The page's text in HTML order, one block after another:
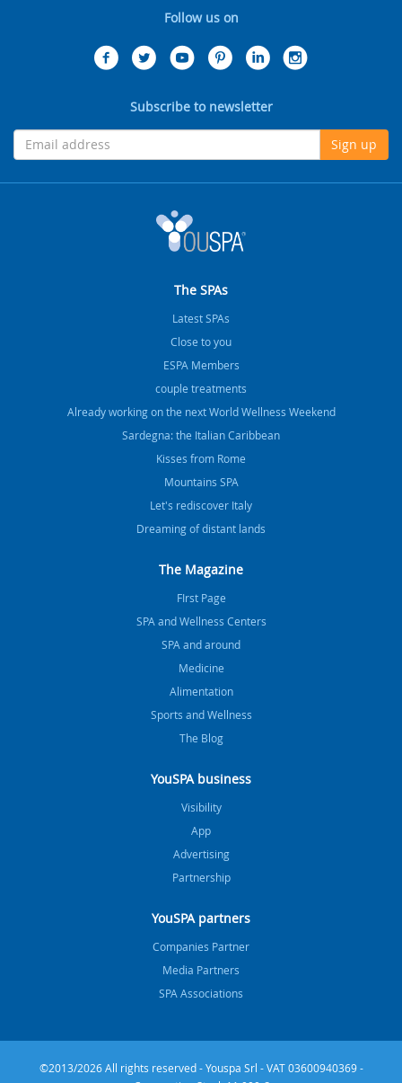
Follow us on
Subscribe to newsletter
Sign up
The SPAs
Latest SPAs
Close to you
ESPA Members
couple treatments
Already working on the next World Wellness Weekend
Sardegna: the Italian Caribbean
Kisses from Rome
Mountains SPA
Let's rediscover Italy
Dreaming of distant lands
The Magazine
FIrst Page
SPA and Wellness Centers
SPA and around
Medicine
Alimentation
Sports and Wellness
The Blog
YouSPA business
Visibility
App
Advertising
Partnership
YouSPA partners
Companies Partner
Media Partners
SPA Associations
©2013/2026 All rights reserved - Youspa Srl - VAT 03600940369 -